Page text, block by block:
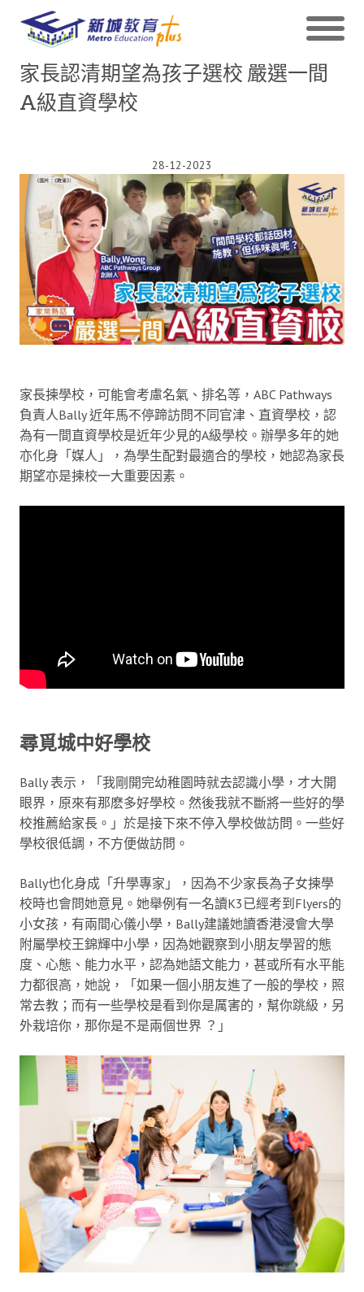
家長認清期望為孩子選校 嚴選一間
A級直資學校
28-12-2023
家長揀學校，可能會考慮名氣、排名等，ABC Pathways
負責人Bally 近年馬不停蹄訪問不同官津、直資學校，認
為有一間直資學校是近年少見的A級學校。辦學多年的她
亦化身「媒人」，為學生配對最適合的學校，她認為家長
期望亦是揀校一大重要因素。
尋覓城中好學校
Bally 表示，「我剛開完幼稚園時就去認識小學，才大開
眼界，原來有那麽多好學校。然後我就不斷將一些好的學
校推薦給家長。」於是接下來不停入學校做訪問。一些好
學校很低調，不方便做訪問。
Bally也化身成「升學專家」，因為不少家長為子女揀學
校時也會問她意見。她舉例有一名讀K3已經考到Flyers的
小女孩，有兩間心儀小學，Bally建議她讀香港浸會大學
附屬學校王錦輝中小學，因為她觀察到小朋友學習的態
度、心態、能力水平，認為她語文能力，甚或所有水平能
力都很高，她說，「如果一個小朋友進了一般的學校，照
常去教；而有一些學校是看到你是厲害的，幫你跳級，另
外栽培你，那你是不是兩個世界 ？」